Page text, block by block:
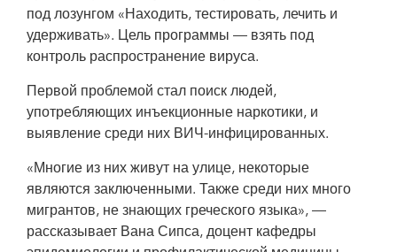
под лозунгом «Находить, тестировать, лечить и
удерживать». Цель программы — взять под
контроль распространение вируса.
Первой проблемой стал поиск людей,
употребляющих инъекционные наркотики, и
выявление среди них ВИЧ-инфицированных.
«Многие из них живут на улице, некоторые
являются заключенными. Также среди них много
мигрантов, не знающих греческого языка», —
рассказывает Вана Сипса, доцент кафедры